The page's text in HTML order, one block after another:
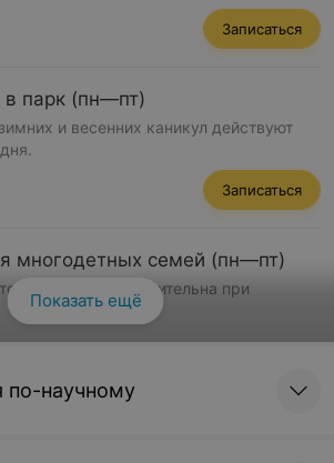
Записаться
в парк (пн—пт)
и весенних каникул действуют
Записаться
многодетных семей (пн—пт)
скидки и действительна при
Во время осенних,
Смотреть все
Показать ещё
по-научному